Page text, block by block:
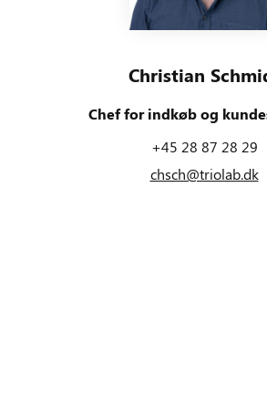
Christian
Chef for indkøb og
+45 28 87 28 29
chsch@triolab.dk